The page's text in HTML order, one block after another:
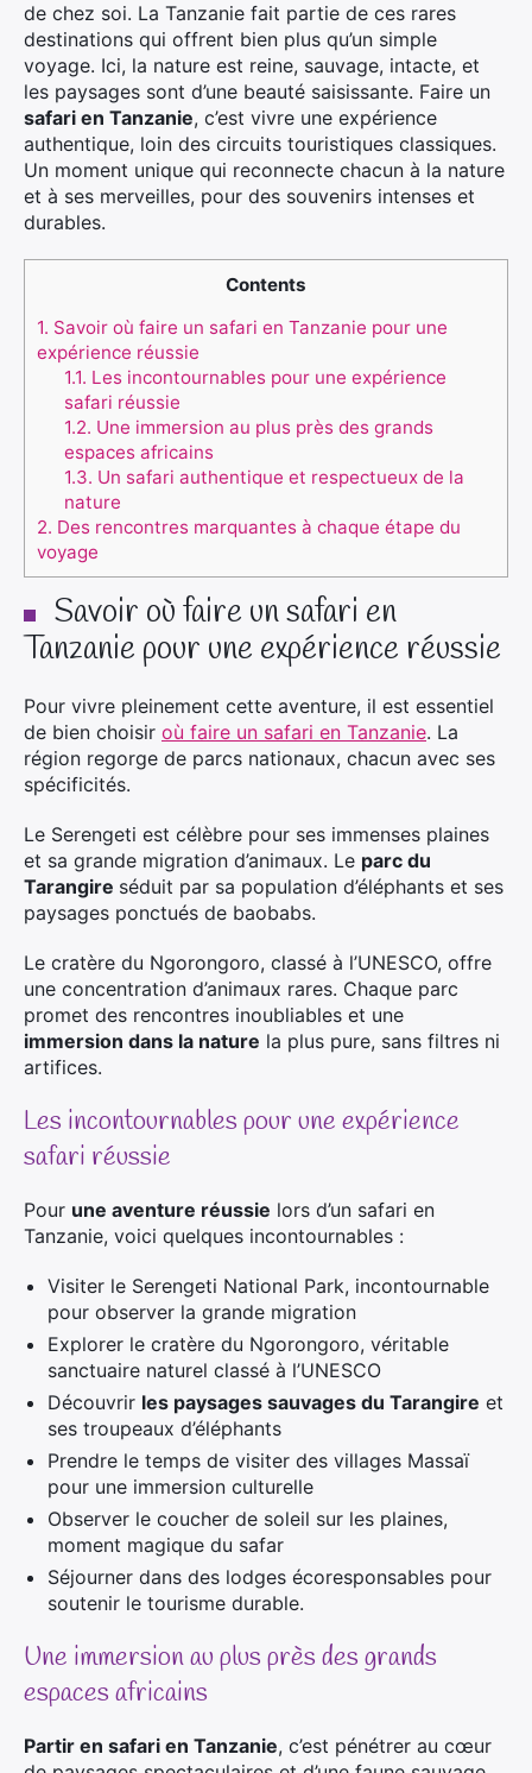
de chez soi. La Tanzanie fait partie de ces rares
destinations qui offrent bien plus qu’un simple
voyage. Ici, la nature est reine, sauvage, intacte, et
les paysages sont d’une beauté saisissante. Faire un
safari en Tanzanie, c’est vivre une expérience
authentique, loin des circuits touristiques classiques.
Un moment unique qui reconnecte chacun à la nature
et à ses merveilles, pour des souvenirs intenses et
durables.
Contents
1. Savoir où faire un safari en Tanzanie pour une
expérience réussie
1.1. Les incontournables pour une expérience
safari réussie
1.2. Une immersion au plus près des grands
espaces africains
1.3. Un safari authentique et respectueux de la
nature
2. Des rencontres marquantes à chaque étape du
voyage
Savoir où faire un safari en
Tanzanie pour une expérience réussie
Pour vivre pleinement cette aventure, il est essentiel
de bien choisir où faire un safari en Tanzanie. La
région regorge de parcs nationaux, chacun avec ses
spécificités.
Le Serengeti est célèbre pour ses immenses plaines
et sa grande migration d’animaux. Le parc du
Tarangire séduit par sa population d’éléphants et ses
paysages ponctués de baobabs.
Le cratère du Ngorongoro, classé à l’UNESCO, offre
une concentration d’animaux rares. Chaque parc
promet des rencontres inoubliables et une
immersion dans la nature la plus pure, sans filtres ni
artifices.
Les incontournables pour une expérience
safari réussie
Pour une aventure réussie lors d’un safari en
Tanzanie, voici quelques incontournables :
Visiter le Serengeti National Park, incontournable
pour observer la grande migration
Explorer le cratère du Ngorongoro, véritable
sanctuaire naturel classé à l’UNESCO
Découvrir les paysages sauvages du Tarangire et
ses troupeaux d’éléphants
Prendre le temps de visiter des villages Massaï
pour une immersion culturelle
Observer le coucher de soleil sur les plaines,
moment magique du safar
Séjourner dans des lodges écoresponsables pour
soutenir le tourisme durable.
Une immersion au plus près des grands
espaces africains
Partir en safari en Tanzanie, c’est pénétrer au cœur